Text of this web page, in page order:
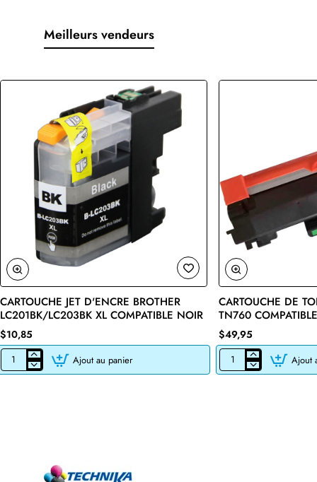
Meilleurs vendeurs
🔥 Bestseller
CARTOUCHE JET D'ENCRE BROTHER
LC201BK/LC203BK XL COMPATIBLE NOIR
$10,85
CARTOUCHE
JET
Ajout au panier
CARTOUCHE DE
TN760
$49,95
CARTOUCHE
DE
Ajout